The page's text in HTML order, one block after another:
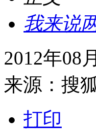
我来说
2012年08
来源： 搜
打印